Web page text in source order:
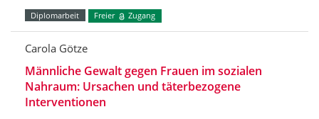
Diplomarbeit Freier Zugang
Carola Götze
Männliche Gewalt gegen Frauen im sozialen
Nahraum: Ursachen und täterbezogene
Interventionen